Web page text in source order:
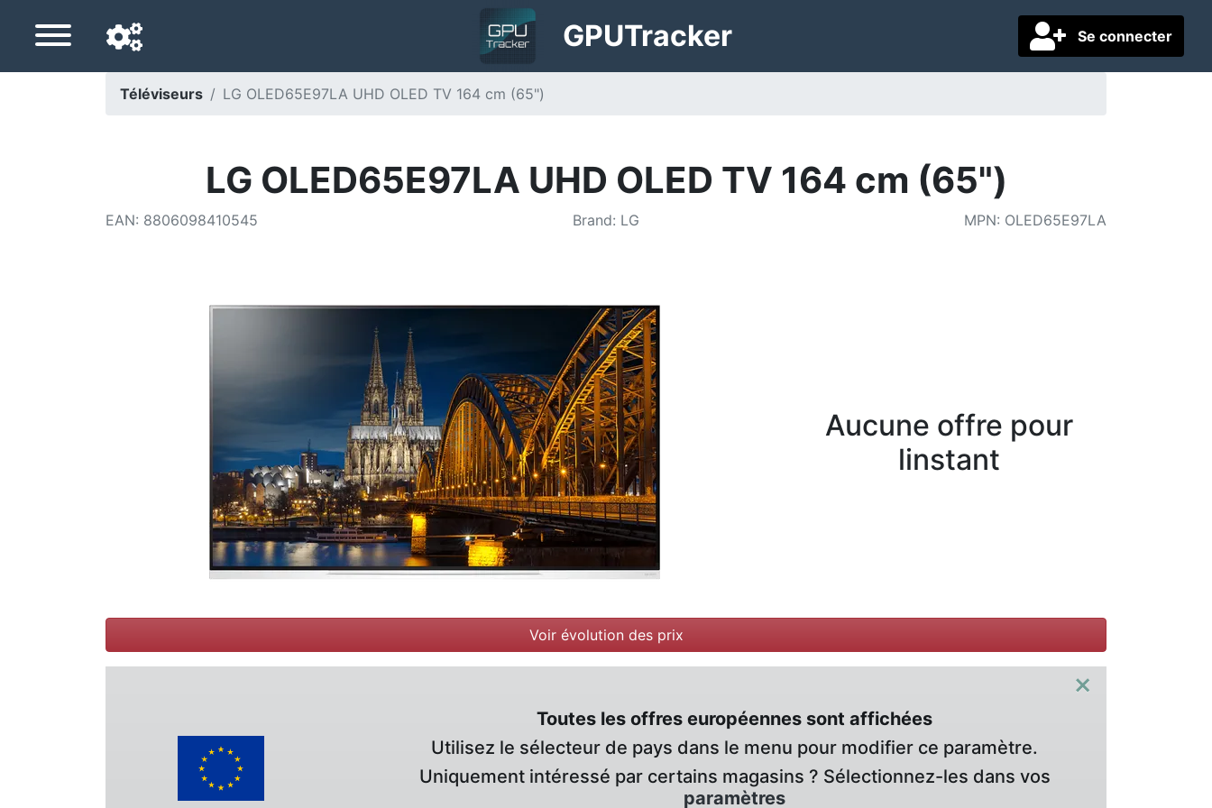
Se connecter
GPUTracker
Téléviseurs LG OLED65E97LA UHD OLED TV 164 cm (65")
LG OLED65E97LA UHD OLED TV 164 cm (65")
EAN: 8806098410545 Brand: LG MPN: OLED65E97LA
Aucune offre pour
linstant
Voir évolution des prix
×
Toutes les offres européennes sont affichées
Utilisez le sélecteur de pays dans le menu pour modifier ce paramètre.
Uniquement intéressé par certains magasins ? Sélectionnez-les dans vos
paramètres